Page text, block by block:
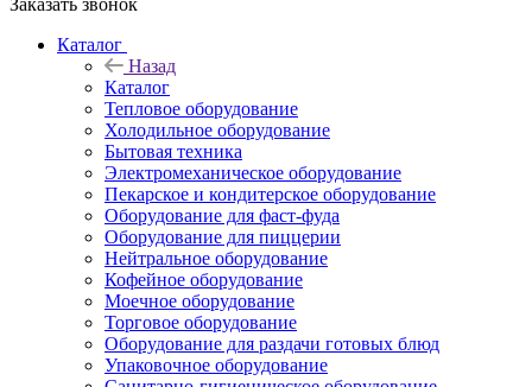
Заказать звонок
Каталог
Назад
Каталог
Тепловое оборудование
Холодильное оборудование
Бытовая техника
Электромеханическое оборудование
Пекарское и кондитерское оборудование
Оборудование для фаст-фуда
Оборудование для пиццерии
Нейтральное оборудование
Кофейное оборудование
Моечное оборудование
Торговое оборудование
Оборудование для раздачи готовых блюд
Упаковочное оборудование